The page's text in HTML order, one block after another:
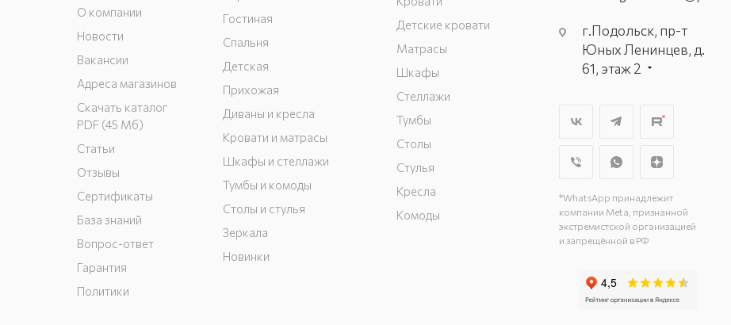
О компании
Новости
Вакансии
Адреса магазинов
Скачать каталог
PDF (45 Мб)
Статьи
Отзывы
Сертификаты
База знаний
Вопрос-ответ
Гарантия
Политики
Гостиная
Спальня
Детская
Прихожая
Диваны и кресла
Кровати и матрасы
Шкафы и стеллажи
Тумбы и комоды
Столы и стулья
Зеркала
Новинки
Детские кровати
Матрасы
Шкафы
Стеллажи
Тумбы
Столы
Стулья
Кресла
Комоды
г.Подольск, пр-т
Юных Ленинцев, д.
61, этаж 2
29, стр.1, 2 этаж,
г. Подольск, ул.
г. Подольск, ул.
Загородная, д. 1
*WhatsApp принадлежит
компании Meta, признанной
экстремистской организацией
и запрещённой в РФ